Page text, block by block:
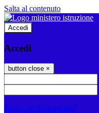
Salta al contenuto
Accedi
Accedi
button close ×
Password dimenticata?